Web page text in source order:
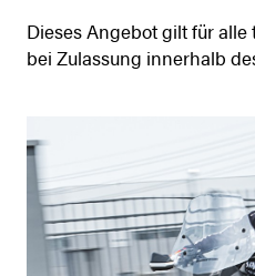
Dieses Angebot gilt für
bei Zulassung innerhalb